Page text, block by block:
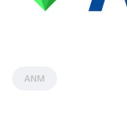
ANM